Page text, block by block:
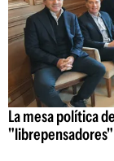
La mesa política